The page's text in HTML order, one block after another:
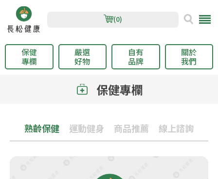
(0)
保健
專欄
嚴選
好物
自有
品牌
關於
我們
保健專欄
熟齡保健 運動健身 商品推薦 線上諮詢